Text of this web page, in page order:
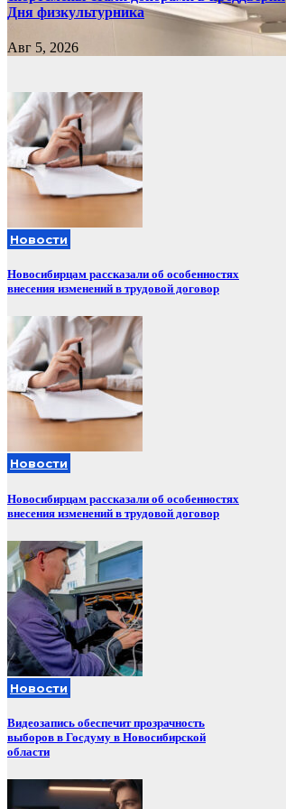
Дня физкультурника
Авг 5, 2026
Новости
Новосибирцам рассказали об особенностях
внесения изменений в трудовой договор
Новости
Новосибирцам рассказали об особенностях
внесения изменений в трудовой договор
Новости
Видеозапись обеспечит прозрачность
выборов в Госдуму в Новосибирской
области